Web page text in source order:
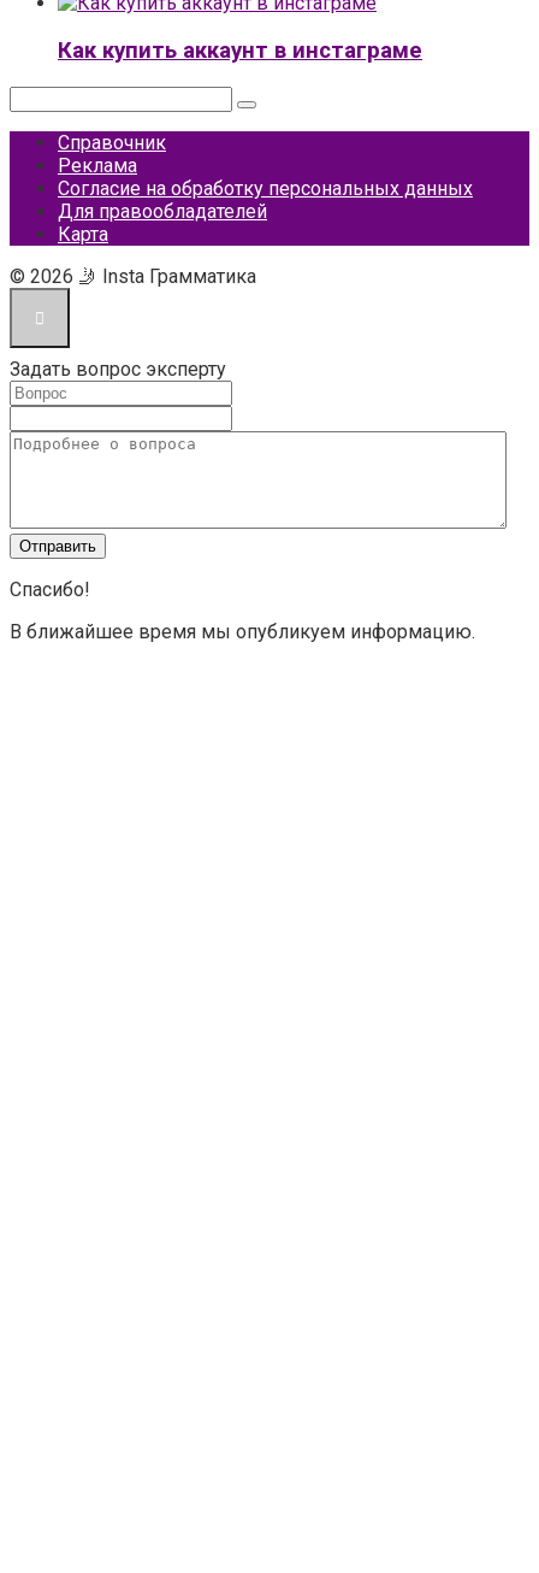
Как купить аккаунт в инстаграме
Справочник
Реклама
Согласие на обработку персональных данных
Для правообладателей
Карта
© 2026 🤳 Insta Грамматика
Задать вопрос эксперту
Спасибо!
В ближайшее время мы опубликуем информацию.